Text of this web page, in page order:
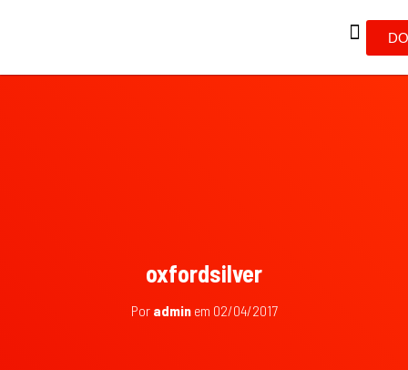
oxfordsilver
Por adminem 02/04/2017